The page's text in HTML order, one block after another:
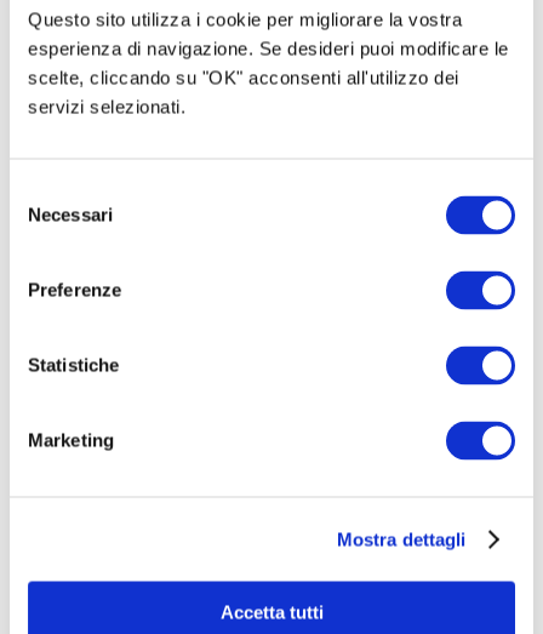
Questo sito utilizza i cookie per migliorare la vostra
esperienza di navigazione. Se desideri puoi modificare le
scelte, cliccando su "OK" acconsenti all'utilizzo dei
servizi selezionati.
delNecessari
Preferenze
Statistiche
Marketing
Mostra dettagli
Accetta tutti
all'aperto, destinati a bambine, bambini,
che, condotti da Antonio Catalano e dagli
operatori del Gruppo Abele, si serviranno del
spazio. Da qui emergeranno le prime idee e le
Momenti di partecipazione e discussione,che,
forti della conoscenza degli spazi, porteranno